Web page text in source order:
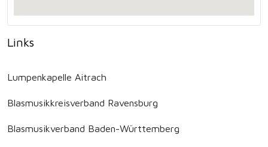
Links
Lumpenkapelle Aitrach
Blasmusikkreisverband Ravensburg
Blasmusikverband Baden-Württemberg